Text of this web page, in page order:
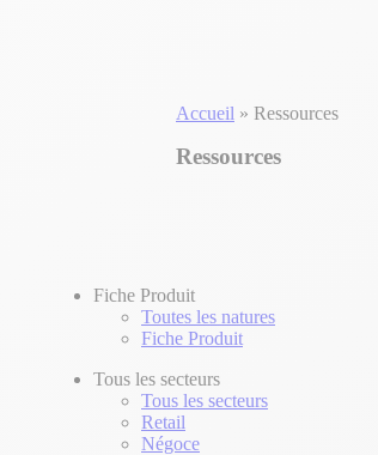
Accueil » Ressources
Ressources
Fiche Produit
Toutes les natures
Fiche Produit
Tous les secteurs
Tous les secteurs
Retail
Négoce